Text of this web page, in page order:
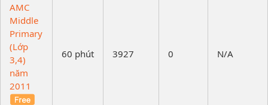
AMC
Middle
Primary
(Lớp
3,4)
năm
2011
60 phút 3927 0 N/A